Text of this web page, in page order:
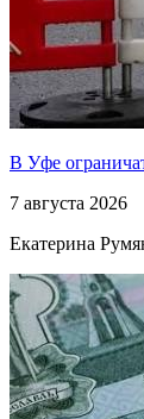
В Уфе
7 августа 2026
Екатерина